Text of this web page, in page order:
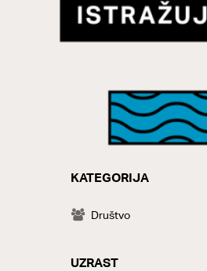
KATEGORIJA
Društvo
UZRAST